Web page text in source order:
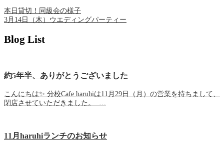
本日貸切！同級会の様子
3月14日（木）ウエディングパーティー
Blog List
約5年半、ありがとうございました
こんにちは✨ 分校Cafe haruhiは11月29日（月）の営業を持ちまして、
閉店させていただきました。 …
11月haruhiランチのお知らせ